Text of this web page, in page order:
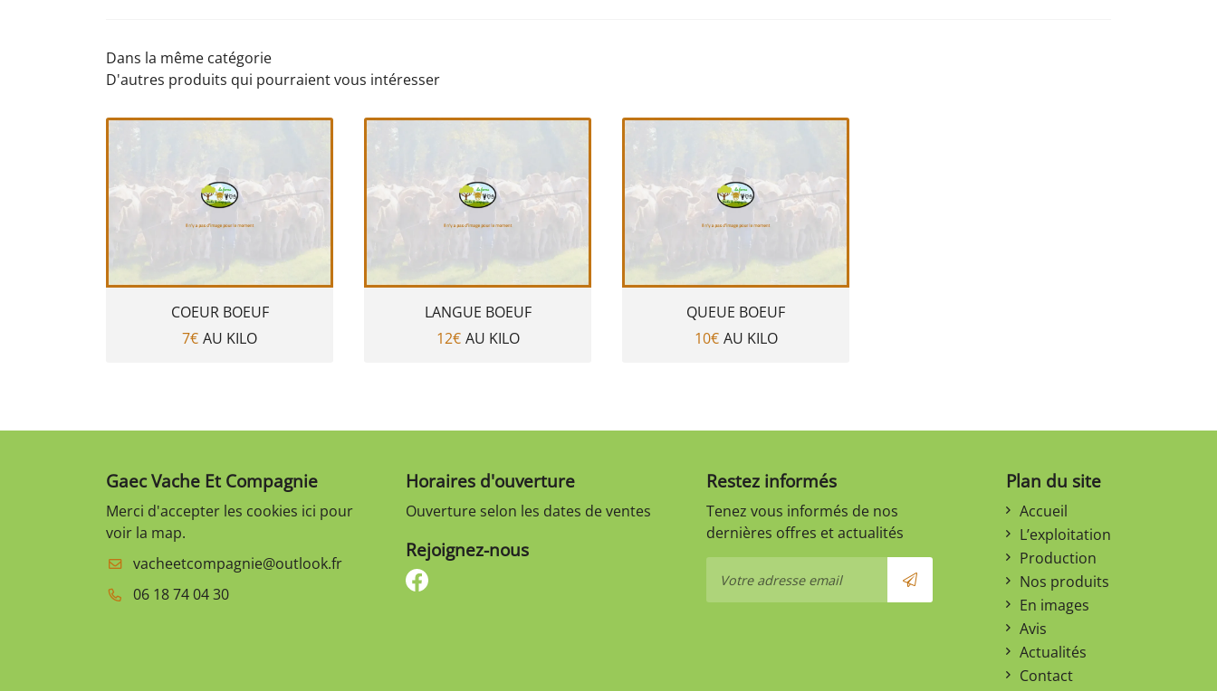
Dans la même catégorie
D'autres produits qui pourraient vous intéresser
COEUR BOEUF
7€ AU KILO
LANGUE BOEUF
12€ AU KILO
QUEUE BOEUF
10€ AU KILO
Gaec Vache Et Compagnie
Merci d'accepter les cookies ici pour
voir la map.
06 18 74 04 30
Horaires d'ouverture
Ouverture selon les dates de ventes
Rejoignez-nous
Restez informés
Tenez vous informés de nos
dernières offres et actualités
Plan du site
Accueil
L’exploitation
Production
Nos produits
En images
Avis
Actualités
Contact